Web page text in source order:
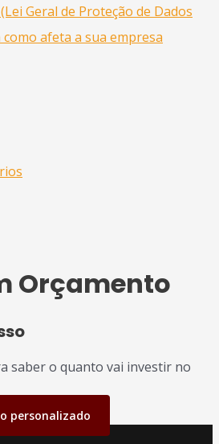
Geral de Proteção de Dados
como afeta a sua empresa
Orçamento
saber o quanto vai investir no
personalizado